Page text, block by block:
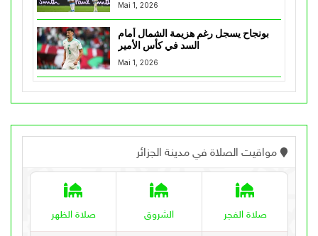
Mai 1, 2026
بونجاح يسجل رغم هزيمة الشمال أمام
السد في كأس الأمير
Mai 1, 2026